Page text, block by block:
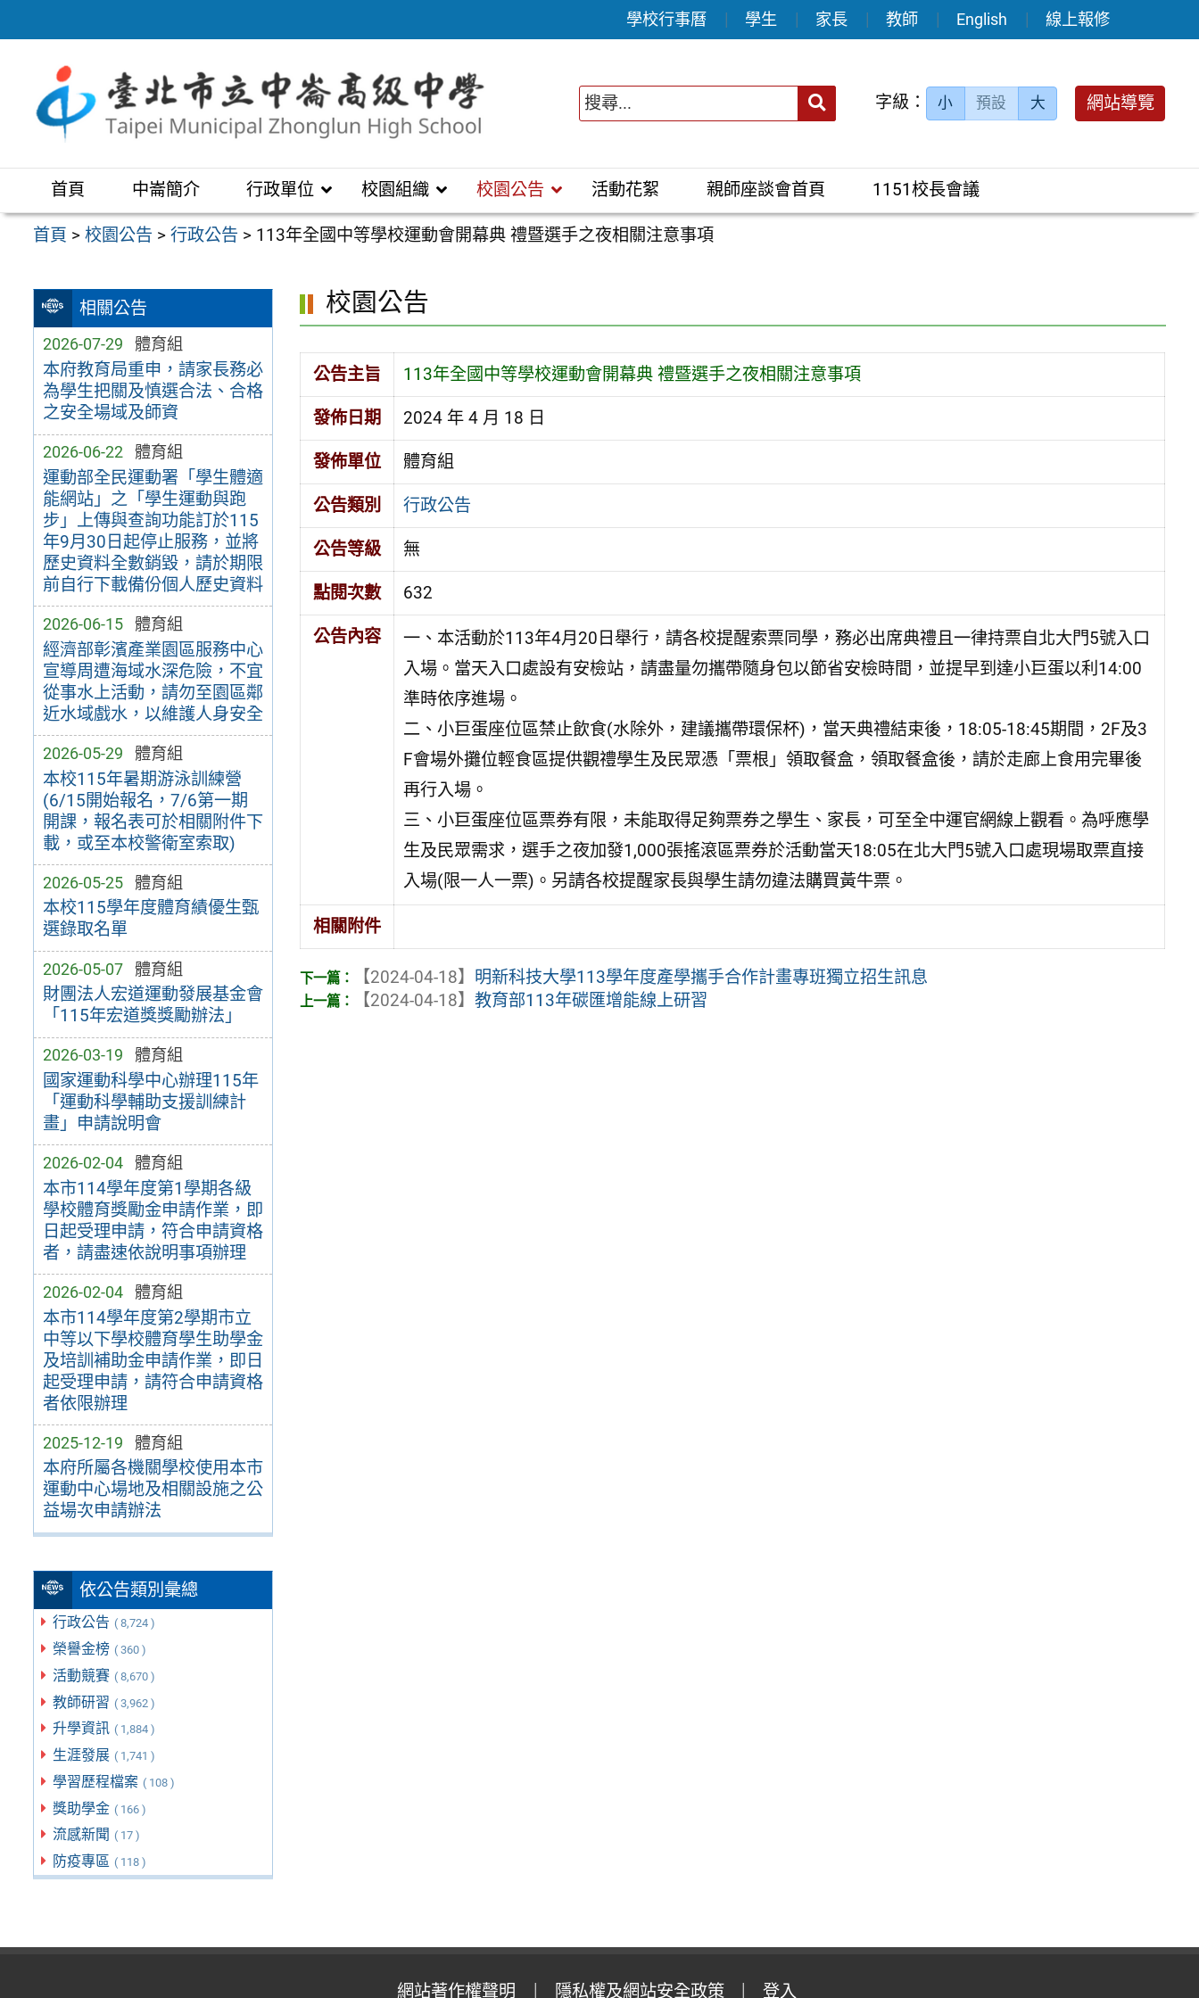
至
區
學校行事曆 學生 家長 教師 English 線上報修
送出 字級： 小 預設 大 網站導覽
首頁 中崙簡介 行政單位 校園組織 校園公告 活動花絮 親師座談會首頁 1151校長會議
首頁 >校園公告 >行政公告 > 113年全國中等學校運動會開幕典 禮暨選手之夜相關注意事項
相關公告
2026-07-29 體育組
本府教育局重申，請家長務必
為學生把關及慎選合法、合格
之安全場域及師資
2026-06-22 體育組
運動部全民運動署「學生體適
能網站」之「學生運動與跑
步」上傳與查詢功能訂於115
年9月30日起停止服務，並將
歷史資料全數銷毀，請於期限
前自行下載備份個人歷史資料
2026-06-15 體育組
經濟部彰濱產業園區服務中心
宣導周遭海域水深危險，不宜
從事水上活動，請勿至園區鄰
近水域戲水，以維護人身安全
2026-05-29 體育組
本校115年暑期游泳訓練營
(6/15開始報名，7/6第一期
開課，報名表可於相關附件下
載，或至本校警衛室索取)
2026-05-25 體育組
本校115學年度體育績優生甄
選錄取名單
2026-05-07 體育組
財團法人宏道運動發展基金會
「115年宏道獎獎勵辦法」
2026-03-19 體育組
國家運動科學中心辦理115年
「運動科學輔助支援訓練計
畫」申請說明會
2026-02-04 體育組
本市114學年度第1學期各級
學校體育獎勵金申請作業，即
日起受理申請，符合申請資格
者，請盡速依說明事項辦理
2026-02-04 體育組
本市114學年度第2學期市立
中等以下學校體育學生助學金
及培訓補助金申請作業，即日
起受理申請，請符合申請資格
者依限辦理
2025-12-19 體育組
本府所屬各機關學校使用本市
運動中心場地及相關設施之公
益場次申請辦法
依公告類別彙總
行政公告 ( 8,724 )
榮譽金榜 ( 360 )
活動競賽 ( 8,670 )
教師研習 ( 3,962 )
升學資訊 ( 1,884 )
生涯發展 ( 1,741 )
學習歷程檔案 ( 108 )
獎助學金 ( 166 )
流感新聞 ( 17 )
防疫專區 ( 118 )
校園公告
公告主旨 113年全國中等學校運動會開幕典 禮暨選手之夜相關注意事項
發佈日期 2024 年 4 月 18 日
發佈單位 體育組
公告類別 行政公告
公告等級 無
點閱次數 632
公告內容
一、本活動於113年4月20日舉行，請各校提醒索票同學，務必出席典禮且一律持票自北大門5號入口
入場。當天入口處設有安檢站，請盡量勿攜帶隨身包以節省安檢時間，並提早到達小巨蛋以利14:00
準時依序進場。
二、小巨蛋座位區禁止飲食(水除外，建議攜帶環保杯)，當天典禮結束後，18:05-18:45期間，2F及3
F會場外攤位輕食區提供觀禮學生及民眾憑「票根」領取餐盒，領取餐盒後，請於走廊上食用完畢後
再行入場。
三、小巨蛋座位區票券有限，未能取得足夠票券之學生、家長，可至全中運官網線上觀看。為呼應學
生及民眾需求，選手之夜加發1,000張搖滾區票券於活動當天18:05在北大門5號入口處現場取票直接
入場(限一人一票)。另請各校提醒家長與學生請勿違法購買黃牛票。
相關附件
【2024-04-18】 明新科技大學113學年度產學攜手合作計畫專班獨立招生訊息
【2024-04-18】教育部113年碳匯增能線上研習
網站著作權聲明 隱私權及網站安全政策 登入